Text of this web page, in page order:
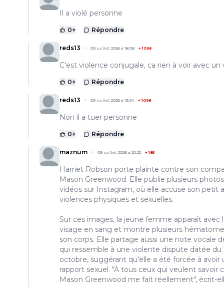
Il a violé personne
0+ Répondre
reds13 09 juillet 2026 à 18:08 +1098
C'est violence conjugale, ca rien à voir avec un
0+ Répondre
reds13 09 juillet 2026 à 19:24 +1098
Non il a tuer personne
0+ Répondre
maznum 09 juillet 2026 à 20:22 +185
Harriet Robson porte plainte contre son
Mason Greenwood. Elle publie plusieurs
vidéos sur Instagram, où elle accuse son petit
violences physiques et sexuelles.
Sur ces images, la jeune femme apparaît avec
visage en sang et montre plusieurs
son corps. Elle partage aussi une note vocale
qui ressemble à une violente dispute datée du
octobre, suggérant qu'elle a été forcée à avoir
rapport sexuel. "À tous ceux qui veulent savoir
Mason Greenwood me fait réellement", écrit-